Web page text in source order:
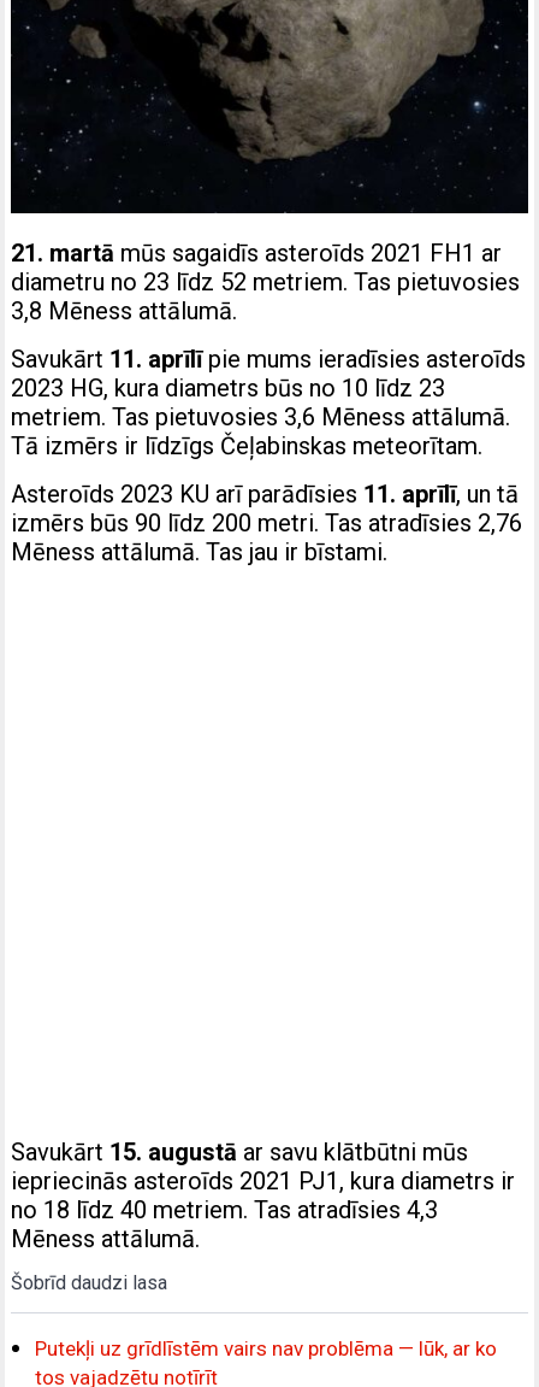
21. martā mūs sagaidīs asteroīds 2021 FH1 ar
diametru no 23 līdz 52 metriem. Tas pietuvosies
3,8 Mēness attālumā.
Savukārt 11. aprīlīpie mums ieradīsies asteroīds
2023 HG, kura diametrs būs no 10 līdz 23
metriem. Tas pietuvosies 3,6 Mēness attālumā.
Tā izmērs ir līdzīgs Čeļabinskas meteorītam.
Asteroīds 2023 KU arī parādīsies 11. aprīlī, un tā
izmērs būs 90 līdz 200 metri. Tas atradīsies 2,76
Mēness attālumā. Tas jau ir bīstami.
Savukārt 15. augustā ar savu klātbūtni mūs
iepriecinās asteroīds 2021 PJ1, kura diametrs ir
no 18 līdz 40 metriem. Tas atradīsies 4,3
Mēness attālumā.
Šobrīd daudzi lasa
Putekļi uz grīdlīstēm vairs nav problēma — lūk, ar ko
tos vajadzētu notīrīt